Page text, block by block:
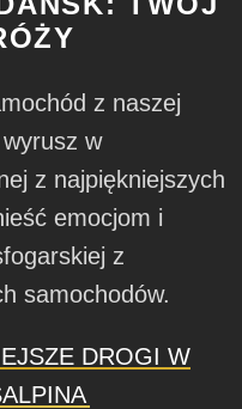
z naszej
w
z najpiękniejszych
emocjom i
z
samochodów.
DROGI W